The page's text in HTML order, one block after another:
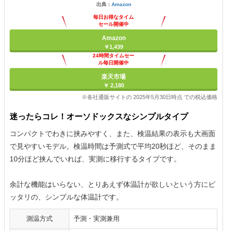
出典： Amazon
毎日お得なタイム
セール開催中
Amazon
￥1,439
24時間タイムセー
ル毎日開催中
楽天市場
￥ 2,180
※各社通販サイトの 2025年5月30日時点 での税込価格
迷ったらコレ！オーソドックスなシンプルタイプ
コンパクトでわきに挟みやすく、また、検温結果の表示も大画面
で見やすいモデル。検温時間は予測式で平均20秒ほど、そのまま
10分ほど挟んでいれば、実測に移行するタイプです。
余計な機能はいらない、とりあえず体温計が欲しいという方にピ
ッタリの、シンプルな体温計です。
測温方式 予測・実測兼用